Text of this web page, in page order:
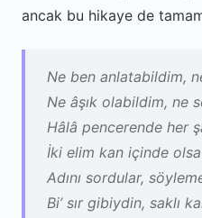
ancak bu hikaye de
Ne ben anlatabildim,
Ne âşık olabildim, ne
Hâlâ pencerende her
İki elim kan içinde
Adını sordular,
Bi’ sır gibiydin, saklı